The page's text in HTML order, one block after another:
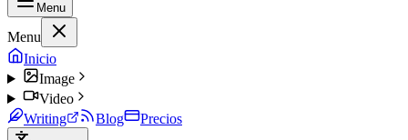
Menu
Menu
Inicio
Image
Video
Writing
Blog Precios